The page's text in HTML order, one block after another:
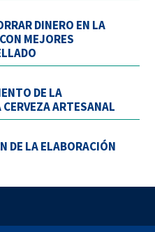
DINERO EN LA
MEJORES
DE LA
CERVEZA ARTESANAL
DE LA ELABORACIÓN